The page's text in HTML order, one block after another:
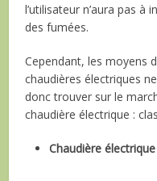
l’utilisateur n’aura pas à
des fumées.
Cependant, les moyens
chaudières électriques
donc trouver sur le
chaudière électrique :
Chaudière